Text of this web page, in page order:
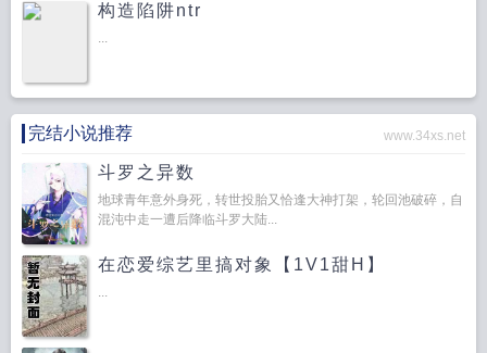
构造陷阱ntr
...
完结小说推荐 www.34xs.net
斗罗之异数
地球青年意外身死，转世投胎又恰逢大神打架，轮回池破碎，自
混沌中走一遭后降临斗罗大陆...
在恋爱综艺里搞对象【1V1甜H】
...